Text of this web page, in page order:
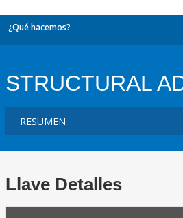
¿Qué hacemos?
STRUCTURAL
Llave Detalles